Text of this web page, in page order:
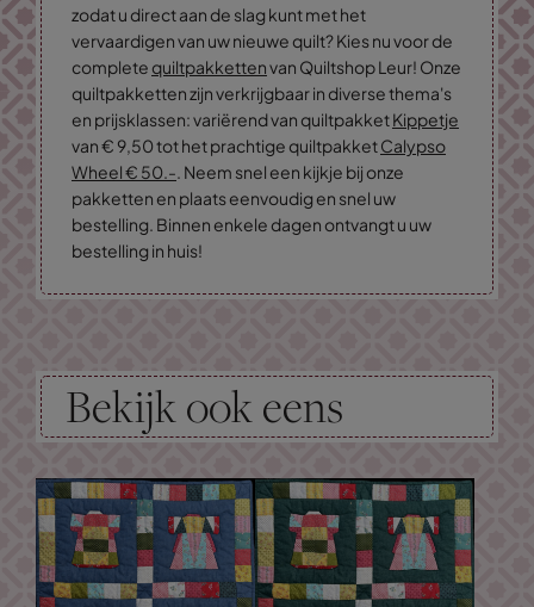
zodat u direct aan de slag kunt met het
vervaardigen van uw nieuwe quilt? Kies nu voor de
complete quiltpakkettenvan Quiltshop Leur! Onze
quiltpakketten zijn verkrijgbaar in diverse thema's
en prijsklassen: variërend van quiltpakketKippetje
van € 9,50 tot het prachtige quiltpakketCalypso
Wheel € 50.-. Neem snel een kijkje bij onze
pakketten en plaats eenvoudig en snel uw
bestelling. Binnen enkele dagen ontvangt u uw
bestelling in huis!
Bekijk ook eens